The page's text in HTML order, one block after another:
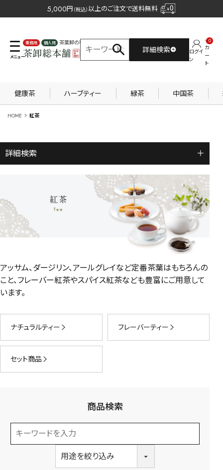
5,000円 （税込）以上のご注文で送料無料
業務用 個人用
茶葉卸の専門サイト
詳細検索
ログイ
ン
カ
ー
ト
0
健康茶 ハーブティー 緑茶 中国茶
HOME 紅茶
詳細検索 ＋
アッサム、ダージリン、アールグレイなど定番茶葉はもちろんの
こと、フレーバー紅茶やスパイス紅茶なども豊富にご用意して
います。
ナチュラルティー フレーバーティー
セット商品
商品検索